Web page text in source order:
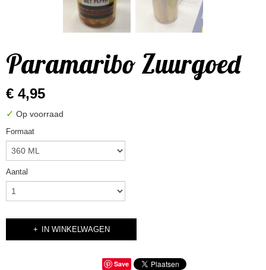
Paramaribo Zuurgoed
€ 4,95
✓ Op voorraad
Formaat
Aantal
IN WINKELWAGEN
Save